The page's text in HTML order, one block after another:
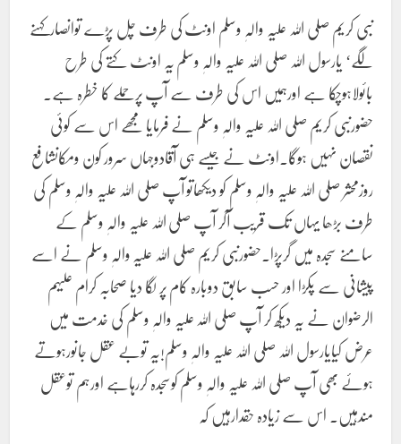
نبی کریم صلی اللہ علیہ والہٖ وسلم اونٹ کی طرف چل پڑے توانصارکہنے
لگے‘ یارسول اللہ صلی اللہ علیہ والہٖ وسلم یہ اونٹ کتے کی طرح
بائولاہوچکا ہے اورہمیں اس کی طرف سے آپ پرحملے کا خطرہ ہے۔
حضورنبی کریم صلی اللہ علیہ والہٖ وسلم نے فرمایا مجھے اس سے کوئی
نقصان نہیں ہوگا۔اونٹ نے جیسے ہی آقادوجہاں سرور کون ومکاںشافع
روزمحشر صلی اللہ علیہ والہٖ وسلم کو دیکھاتو آپ صلی اللہ علیہ والہٖ وسلم کی
طرف بڑھا یہاں تک قریب آکر آپ صلی اللہ علیہ والہٖ وسلم کے
سامنے سجدہ میں گرپڑا۔حضورنبی کریم صلی اللہ علیہ والہٖ وسلم نے اسے
پیشانی سے پکڑا اور حسب سابق دوبارہ کام پر لگا دیا صحابہ کرام علیہم
الرضوان نے یہ دیکھ کر آپ صلی اللہ علیہ والہٖ وسلم کی خدمت میں
عرض کیایارسول اللہ صلی اللہ علیہ والہٖ وسلم!یہ توبے عقل جانورہوتے
ہوئے بھی آپ صلی اللہ علیہ والہٖ وسلم کوسجدہ کررہاہے اورہم توعقل
مندہیں۔ اس سے زیادہ حقدارہیں کہ